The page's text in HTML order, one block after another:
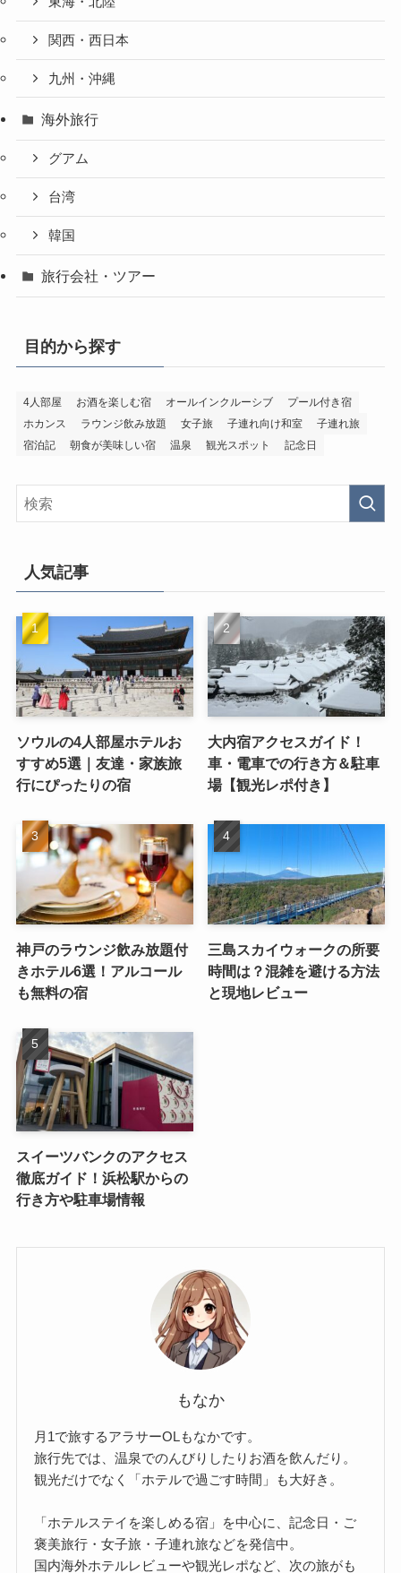
関西・西日本
九州・沖縄
海外旅行
グアム
台湾
韓国
旅行会社・ツアー
目的から探す
4人部屋 お酒を楽しむ宿 オールインクルーシブ
プール付き宿
ホカンス
ラウンジ飲み放題 女子旅 子連れ向け和室
子連れ旅
宿泊記
朝食が美味しい宿 温泉 観光スポット 記念日
人気記事
ソウルの4人部屋ホテルお
すすめ5選｜友達・家族旅
行にぴったりの宿
大内宿アクセスガイド！
車・電車での行き方＆駐車
場【観光レポ付き】
神戸のラウンジ飲み放題付
きホテル6選！アルコール
も無料の宿
三島スカイウォークの所要
時間は？混雑を避ける方法
と現地レビュー
スイーツバンクのアクセス
徹底ガイド！浜松駅からの
行き方や駐車場情報
もなか
月1で旅するアラサーOLもなかです。
旅行先では、温泉でのんびりしたりお酒を飲んだり。
観光だけでなく「ホテルで過ごす時間」も大好き。
「ホテルステイを楽しめる宿」を中心に、記念日・ご
褒美旅行・女子旅・子連れ旅などを発信中。
国内海外ホテルレビューや観光レポなど、次の旅がも